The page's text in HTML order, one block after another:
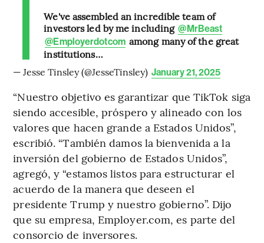
We've assembled an incredible team of
investors led by me including @MrBeast
@Employerdotcom among many of the great
institutions…
— Jesse Tinsley (@JesseTinsley) January 21, 2025
“Nuestro objetivo es garantizar que TikTok siga
siendo accesible, próspero y alineado con los
valores que hacen grande a Estados Unidos”,
escribió. “También damos la bienvenida a la
inversión del gobierno de Estados Unidos”,
agregó, y “estamos listos para estructurar el
acuerdo de la manera que deseen el
presidente Trump y nuestro gobierno”. Dijo
que su empresa, Employer.com, es parte del
consorcio de inversores.